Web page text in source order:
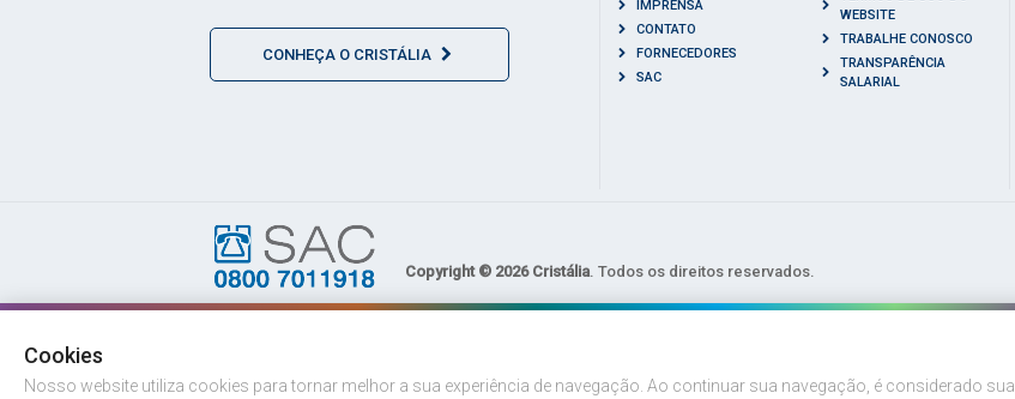
CONHEÇA O CRISTÁLIA
IMPRENSA
CONTATO
FORNECEDORES
SAC
WEBSITE
TRABALHE CONOSCO
TRANSPARÊNCIA
SALARIAL
Copyright © 2026 Cristália . Todos os direitos reservados.
Cookies
Nosso website utiliza cookies para tornar melhor a sua experiência de navegação. Ao continuar sua navegação, é considerado sua